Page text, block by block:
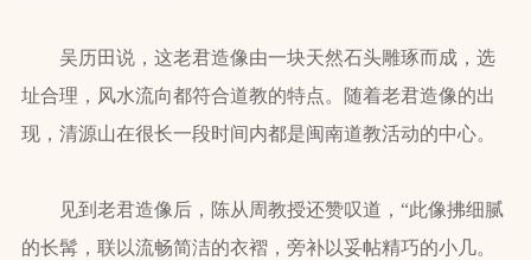
吴历田说，这老君造像由一块天然石头雕琢而成，选
址合理，风水流向都符合道教的特点。随着老君造像的出
现，清源山在很长一段时间内都是闽南道教活动的中心。
见到老君造像后，陈从周教授还赞叹道，“此像拂细腻
的长髯，联以流畅简洁的衣褶，旁补以妥帖精巧的小几。